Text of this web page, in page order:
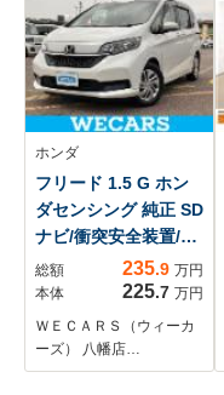
ホンダ
フリード 1.5 G ホン
ダセンシング 純正 SD
ナビ/衝突安全装置/両
側電動スライドドア/
シートヒーター 前席/
車線逸脱防止支援シ
ステム/ヘッドランプ
LED/ETC/EBD付
総額 235.9 万円
本体
225.7 万円
ＷＥＣＡＲＳ（ウィーカ
ーズ） 八幡店…